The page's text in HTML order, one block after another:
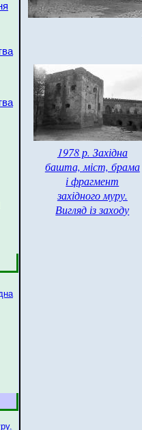
1978 р. Західна
башта, міст, брама
і фрагмент
західного муру.
Вигляд із заходу